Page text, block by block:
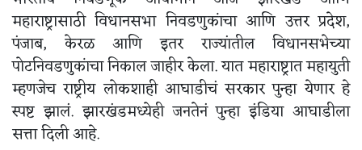
महाराष्ट्रासाठी विधानसभा निवडणुकांचा आणि उत्तर प्रदेश,
पंजाब, केरळ आणि इतर राज्यांतील विधानसभेच्या
पोटनिवडणुकांचा निकाल जाहीर केला. यात महाराष्ट्रात महायुती
म्हणजेच राष्ट्रीय लोकशाही आघाडीचं सरकार पुन्हा येणार हे
स्पष्ट झालं. झारखंडमध्येही जनतेनं पुन्हा इंडिया आघाडीला
सत्ता दिली आहे.